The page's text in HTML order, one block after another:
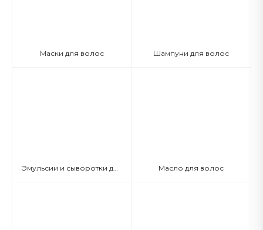
Маски для волос Шампуни для волос
Масло для волос